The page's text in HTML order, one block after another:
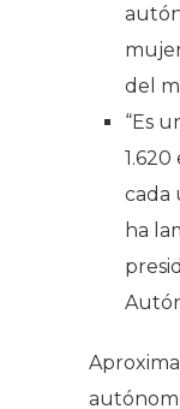
del
“Es
cada
ha